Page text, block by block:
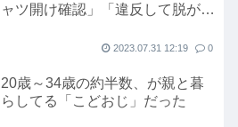
ャツ開け確認」「違反して脱がさ
2023.07.31 12:19 0
20歳～34歳の約半数、が親と暮
らしてる「こどおじ」だった